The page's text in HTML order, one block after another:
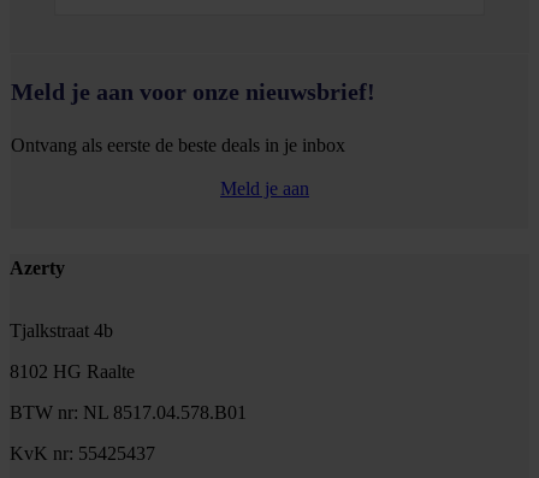
Meld je aan voor onze nieuwsbrief!
Ontvang als eerste de beste deals in je inbox
Meld je aan
Footer
Azerty
Tjalkstraat 4b
8102 HG Raalte
BTW nr: NL 8517.04.578.B01
KvK nr: 55425437